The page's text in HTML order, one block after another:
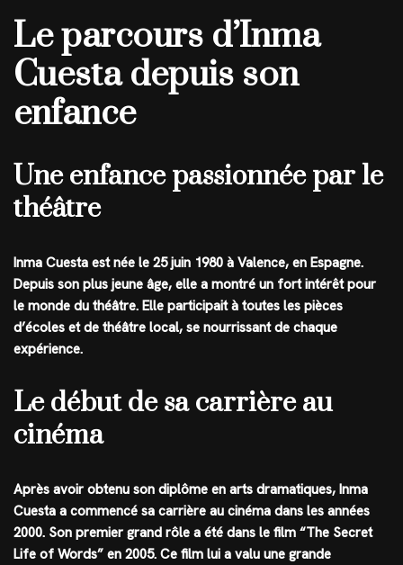
Le parcours d’Inma
Cuesta depuis son
enfance
Une enfance passionnée par le
théâtre
Inma Cuesta est née le 25 juin 1980 à Valence, en Espagne.
Depuis son plus jeune âge, elle a montré un fort intérêt pour
le monde du théâtre. Elle participait à toutes les pièces
d’écoles et de théâtre local, se nourrissant de chaque
expérience.
Le début de sa carrière au
cinéma
Après avoir obtenu son diplôme en arts dramatiques, Inma
Cuesta a commencé sa carrière au cinéma dans les années
2000. Son premier grand rôle a été dans le film “The Secret
Life of Words” en 2005. Ce film lui a valu une grande